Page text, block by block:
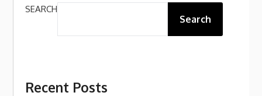
SEARCH
Search
Recent Posts